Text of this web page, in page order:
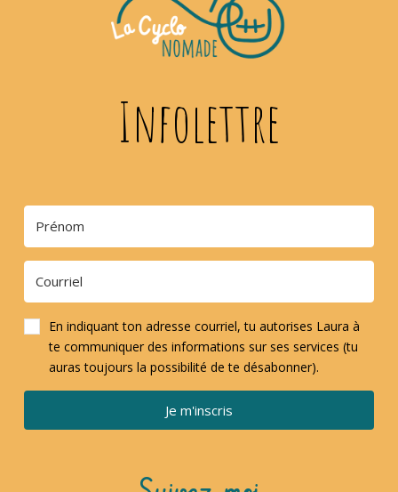
Infolettre
En indiquant ton adresse courriel, tu autorises Laura à
te communiquer des informations sur ses services (tu
auras toujours la possibilité de te désabonner).
Je m'inscris